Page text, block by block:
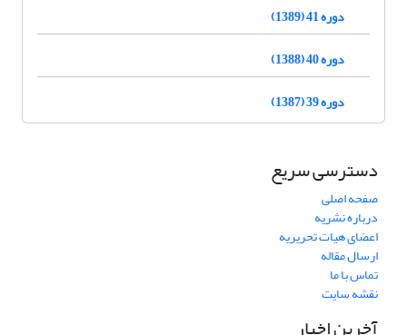
دوره 41 (1389)
دوره 40 (1388)
دوره 39 (1387)
دسترسی سریع
صفحه اصلی
درباره نشریه
اعضای هیات تحریریه
ارسال مقاله
تماس با ما
نقشه سایت
آخرین اخبار